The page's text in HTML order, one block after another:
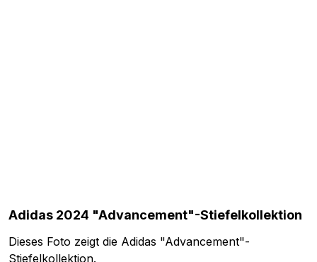
Adidas 2024 "Advancement"-Stiefelkollektion
Dieses Foto zeigt die Adidas "Advancement"-
Stiefelkollektion.